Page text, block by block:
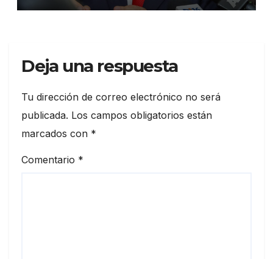
Deja una respuesta
Tu dirección de correo electrónico no será
publicada. Los campos obligatorios están
marcados con *
Comentario *